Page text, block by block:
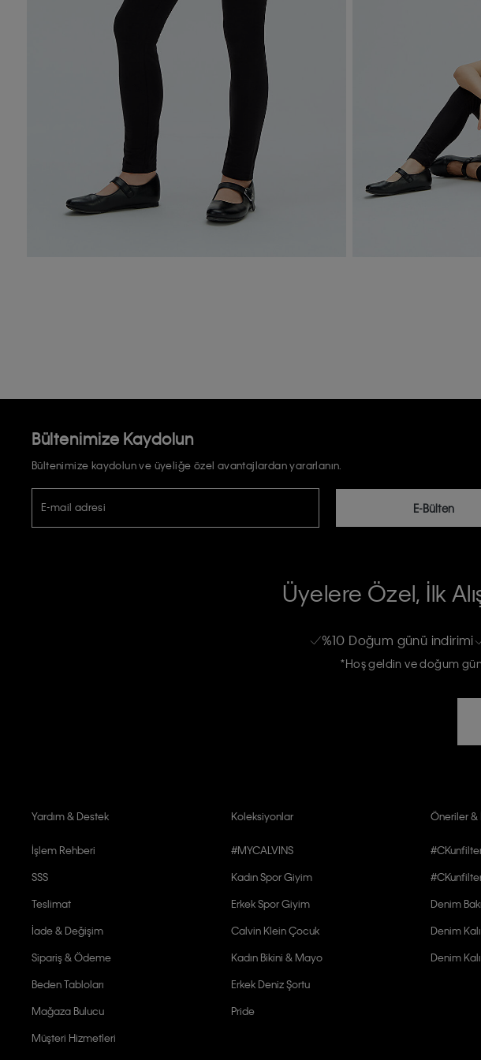
Bültenimize Kaydolun
Bültenimize kaydolun ve üyeliğe özel avantajlardan yararlanın.
E-mail adresi E-Bülten
Calvin Klein e-bültenine abone olarak, kişisel verilerimin Calvin Klein tarafına gönderileceğinin ve güncel
Üyelere Özel, İlk
%10 Doğum günü indirimi
*Hoş geldin ve doğum
Yardım & Destek
İşlem Rehberi
SSS
Teslimat
İade & Değişim
Sipariş & Ödeme
Beden Tabloları
Mağaza Bulucu
Müşteri Hizmetleri
Koleksiyonlar
#MYCALVINS
Kadın Spor Giyim
Erkek Spor Giyim
Calvin Klein Çocuk
Kadın Bikini & Mayo
Erkek Deniz Şortu
Pride
Öneriler &
Denim
Denim
Denim